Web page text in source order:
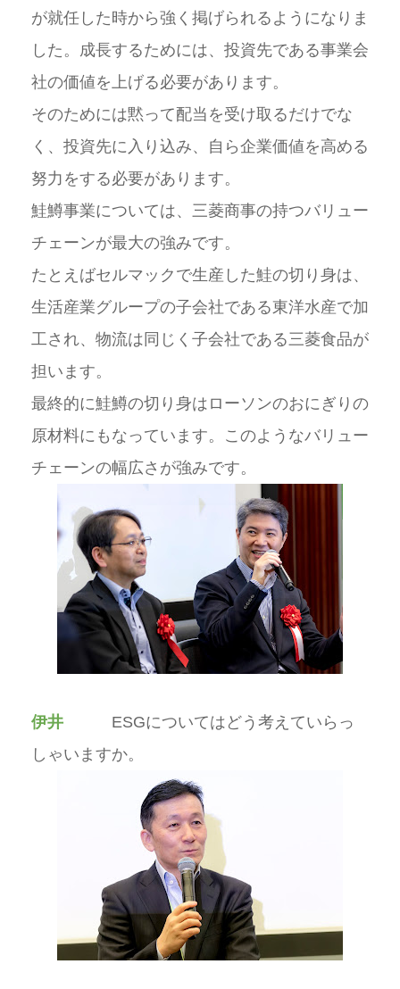
が就任した時から強く掲げられるようになりま
した。成長するためには、投資先である事業会
社の価値を上げる必要があります。
そのためには黙って配当を受け取るだけでな
く、投資先に入り込み、自ら企業価値を高める
努力をする必要があります。
鮭鱒事業については、三菱商事の持つバリュー
チェーンが最大の強みです。
たとえばセルマックで生産した鮭の切り身は、
生活産業グループの子会社である東洋水産で加
工され、物流は同じく子会社である三菱食品が
担います。
最終的に鮭鱒の切り身はローソンのおにぎりの
原材料にもなっています。このようなバリュー
チェーンの幅広さが強みです。
伊井 ESGについてはどう考えていらっ
しゃいますか。